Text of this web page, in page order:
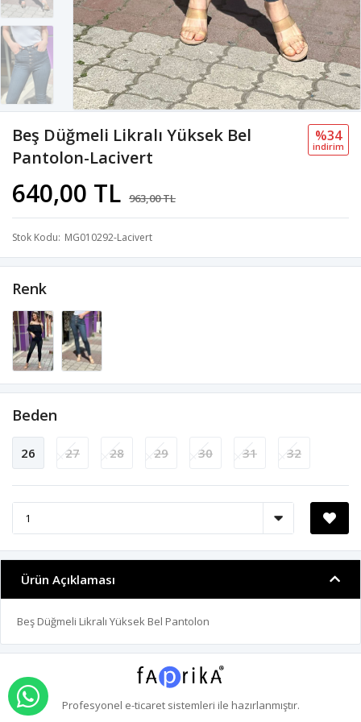
Beş Düğmeli Likralı Yüksek Bel
Pantolon-Lacivert
640,00 TL 963,00 TL
%34
i̇ndi̇ri̇m
Stok Kodu MG010292-Lacivert
Renk
Beden
26 27 28 29 30 31 32
Ürün Açıklaması
Beş Düğmeli Likralı Yüksek Bel Pantolon
Profesyonel e-ticaretsistemleri ile hazırlanmıştır.